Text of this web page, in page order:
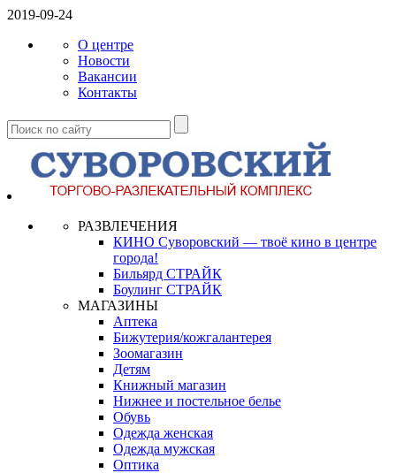
2019-09-24
О центре
Новости
Вакансии
Контакты
РАЗВЛЕЧЕНИЯ
КИНО Суворовский — твоё кино в центре
города!
Бильярд СТРАЙК
Боулинг СТРАЙК
МАГАЗИНЫ
Аптека
Бижутерия/кожгалантерея
Зоомагазин
Детям
Книжный магазин
Нижнее и постельное белье
Обувь
Одежда женская
Одежда мужская
Оптика